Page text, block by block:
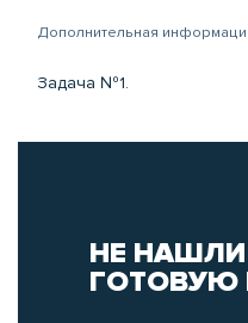
Дополнительная
Задача №1.
НЕ НАШЛИ
ГОТОВУЮ